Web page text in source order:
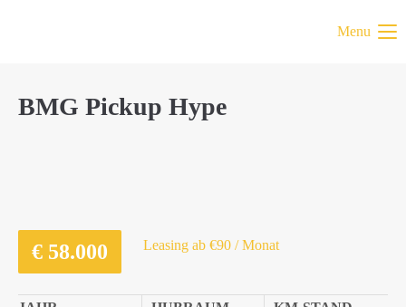
Menu
BMG Pickup Hype
€ 58.000 Leasing ab €90 / Monat